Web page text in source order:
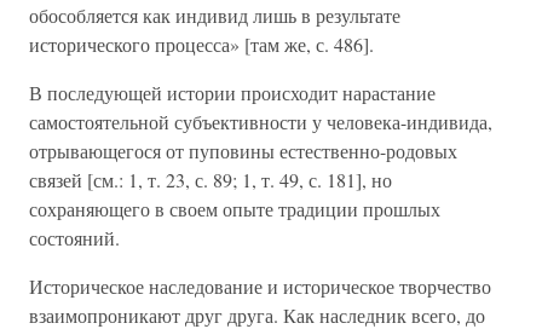
обособляется как индивид лишь в результате
исторического процесса» [там же, с. 486].
В последующей истории происходит нарастание
самостоятельной субъективности у человека-индивида,
отрывающегося от пуповины естественно-родовых
связей [см.: 1, т. 23, с. 89; 1, т. 49, с. 181], но
сохраняющего в своем опыте традиции прошлых
состояний.
Историческое наследование и историческое творчество
взаимопроникают друг друга. Как наследник всего, до